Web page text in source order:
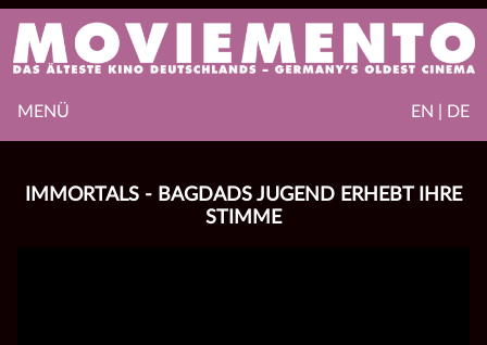
EN | DE
MENÜ
IMMORTALS - BAGDADS JUGEND ERHEBT IHRE
STIMME